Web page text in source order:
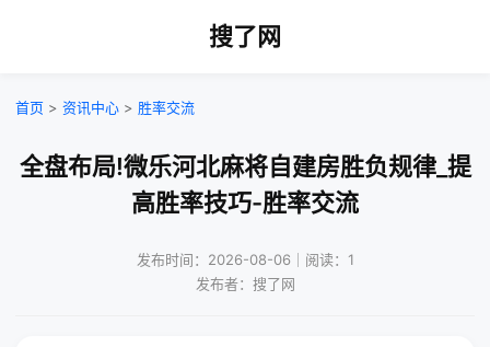
搜了网
首页 > 资讯中心 > 胜率交流
全盘布局!微乐河北麻将自建房胜负规律_提
高胜率技巧-胜率交流
发布时间：2026-08-06｜阅读：1
发布者：搜了网